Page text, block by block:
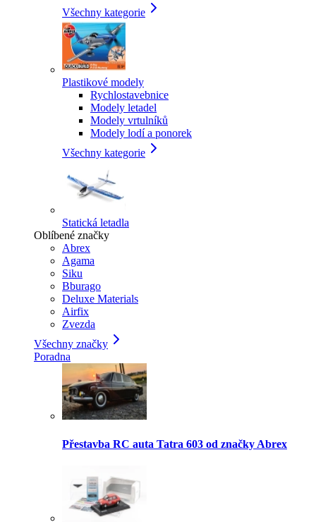
Všechny kategorie
Plastikové modely
Rychlostavebnice
Modely letadel
Modely vrtulníků
Modely lodí a ponorek
Všechny kategorie
Statická letadla
Oblíbené značky
Abrex
Agama
Siku
Bburago
Deluxe Materials
Airfix
Zvezda
Všechny značky
Poradna
Přestavba RC auta Tatra 603 od značky Abrex